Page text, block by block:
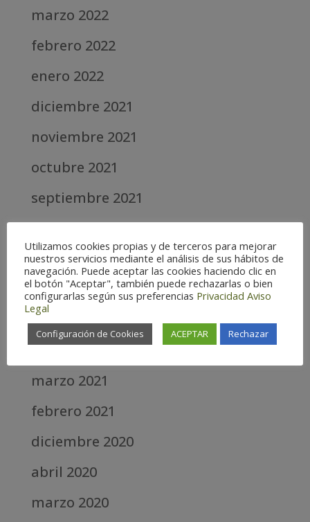
marzo 2022
febrero 2022
enero 2022
diciembre 2021
noviembre 2021
octubre 2021
septiembre 2021
agosto 2021
julio 2021
junio 2021
mayo 2021
abril 2021
marzo 2021
febrero 2021
diciembre 2020
abril 2020
marzo 2020
Utilizamos cookies propias y de terceros para mejorar
nuestros servicios mediante el análisis de sus hábitos de
navegación. Puede aceptar las cookies haciendo clic en
el botón "Aceptar", también puede rechazarlas o bien
configurarlas según sus preferencias Privacidad Aviso
Legal
Configuración de Cookies ACEPTAR Rechazar